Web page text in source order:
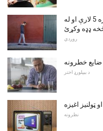
د مخدره توکو د کرایې د مخنيوي لپاره 5 لارې او له
ډډه وکړئ
روږدي
د بیپلورډ اختر
ټولنیز اغیزه
نظرونه